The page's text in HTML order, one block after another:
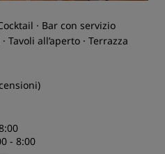
· Bar con servizio
Tavoli all’aperto · Terrazza
- 8:00